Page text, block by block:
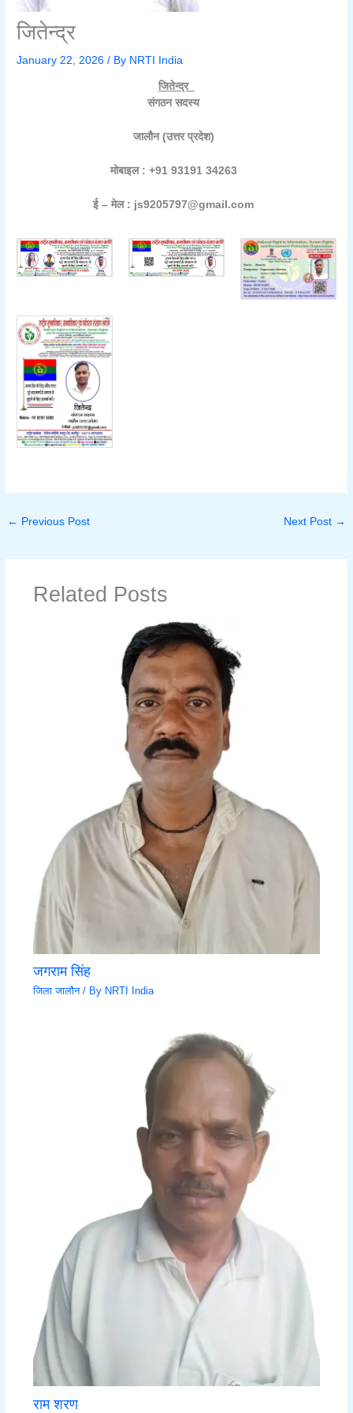
जितेन्द्र
January 22, 2026/ By NRTI India
जितेन्द्र
संगठन सदस्य
जालौन (उत्तर प्रदेश)
मोबाइल : +91 93191 34263
ई – मेल : js9205797@gmail.com
← Previous Post Next Post →
Related Posts
जगराम सिंह
जिला जालौन/ By NRTI India
राम शरण